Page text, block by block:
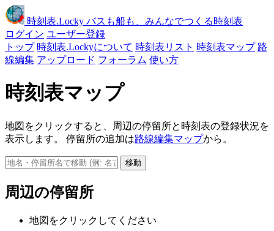
時刻表.Locky バスも船も、みんなでつくる時刻表
ログイン ユーザー登録
トップ 時刻表.Lockyについて 時刻表リスト 時刻表マップ 路
線編集 アップロード フォーラム 使い方
時刻表マップ
地図をクリックすると、周辺の停留所と時刻表の登録状況を
表示します。 停留所の追加は路線編集マップから。
移動
周辺の停留所
地図をクリックしてください